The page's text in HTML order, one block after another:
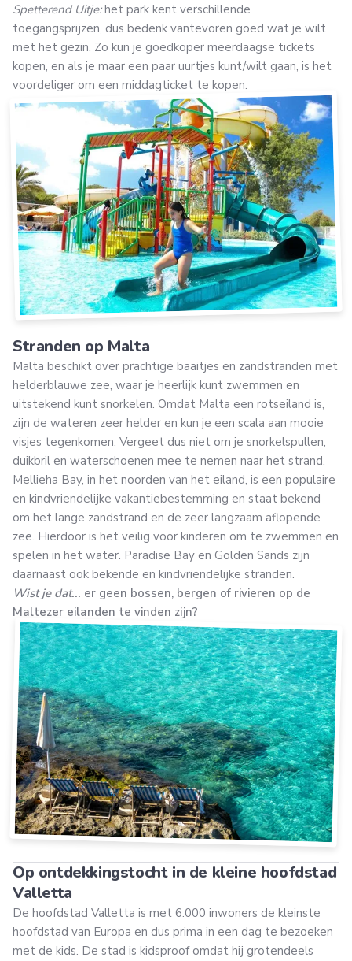
Spetterend Uitje:het park kent verschillende
toegangsprijzen, dus bedenk vantevoren goed wat je wilt
met het gezin. Zo kun je goedkoper meerdaagse tickets
kopen, en als je maar een paar uurtjes kunt/wilt gaan, is het
voordeliger om een middagticket te kopen.
Stranden op Malta
Malta beschikt over prachtige baaitjes en zandstranden met
helderblauwe zee, waar je heerlijk kunt zwemmen en
uitstekend kunt snorkelen. Omdat Malta een rotseiland is,
zijn de wateren zeer helder en kun je een scala aan mooie
visjes tegenkomen. Vergeet dus niet om je snorkelspullen,
duikbril en waterschoenen mee te nemen naar het strand.
Mellieha Bay, in het noorden van het eiland, is een populaire
en kindvriendelijke vakantiebestemming en staat bekend
om het lange zandstrand en de zeer langzaam aflopende
zee. Hierdoor is het veilig voor kinderen om te zwemmen en
spelen in het water. Paradise Bay en Golden Sands zijn
daarnaast ook bekende en kindvriendelijke stranden.
Wist je dat... er geen bossen, bergen of rivieren op de
Maltezer eilanden te vinden zijn?
Op ontdekkingstocht in de kleine hoofdstad
Valletta
De hoofdstad Valletta is met 6.000 inwoners de kleinste
hoofdstad van Europa en dus prima in een dag te bezoeken
met de kids. De stad is kidsproof omdat hij grotendeels